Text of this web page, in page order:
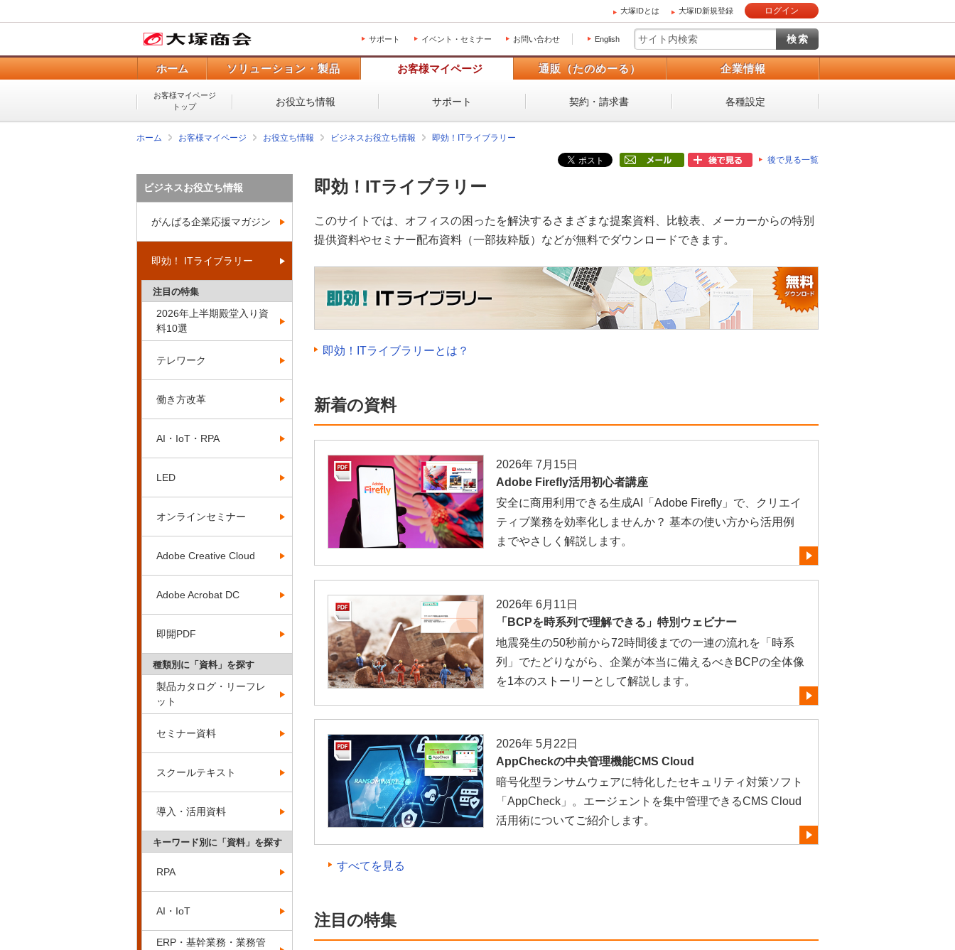
大塚IDとは 大塚ID新規登録 ログイン
サポート イベント・セミナー お問い合わせ English
ホーム ソリューション・製品 お客様マイページ 通販（たのめーる） 企業情報
お客様マイページ
トップ
お役立ち情報 サポート 契約・請求書 各種設定
ホーム お客様マイページ お役立ち情報 ビジネスお役立ち情報 即効！ITライブラリー
後で見る一覧
即効！ITライブラリー
このサイトでは、オフィスの困ったを解決するさまざまな提案資料、比較表、メーカーからの特別
提供資料やセミナー配布資料（一部抜粋版）などが無料でダウンロードできます。
即効！ITライブラリーとは？
新着の資料
2026年 7月15日
Adobe Firefly活用初心者講座
安全に商用利用できる生成AI「Adobe Firefly」で、クリエイ
ティブ業務を効率化しませんか？ 基本の使い方から活用例
までやさしく解説します。
2026年 6月11日
「BCPを時系列で理解できる」特別ウェビナー
地震発生の50秒前から72時間後までの一連の流れを「時系
列」でたどりながら、企業が本当に備えるべきBCPの全体像
を1本のストーリーとして解説します。
2026年 5月22日
AppCheckの中央管理機能CMS Cloud
暗号化型ランサムウェアに特化したセキュリティ対策ソフト
「AppCheck」。エージェントを集中管理できるCMS Cloud
活用術についてご紹介します。
すべてを見る
注目の特集
ビジネスお役立ち情報
がんばる企業応援マガジン
即効！ ITライブラリー
注目の特集
2026年上半期殿堂入り資
料10選
テレワーク
働き方改革
AI・IoT・RPA
LED
オンラインセミナー
Adobe Creative Cloud
Adobe Acrobat DC
即開PDF
種類別に「資料」を探す
製品カタログ・リーフレ
ット
セミナー資料
スクールテキスト
導入・活用資料
キーワード別に「資料」を探す
RPA
AI・IoT
ERP・基幹業務・業務管